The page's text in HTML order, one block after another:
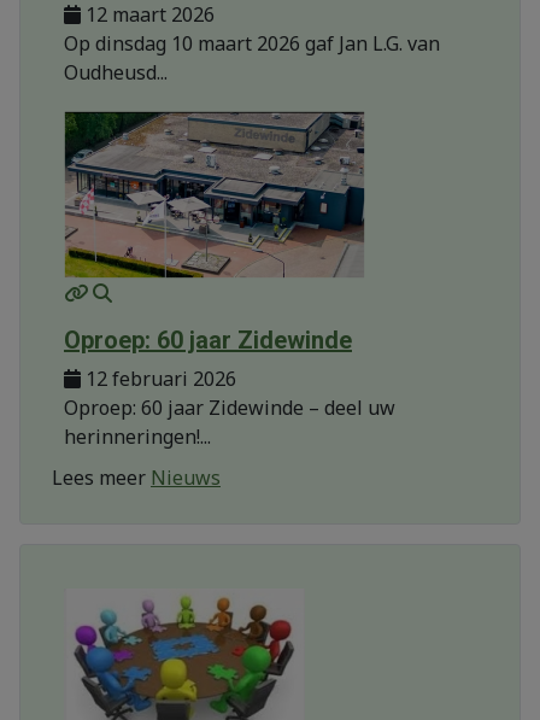
12 maart 2026
Op dinsdag 10 maart 2026 gaf Jan L.G. van
Oudheusd...
MOD_JTCS_VIEW_ARTICLE_LINK
Oproep: 60 jaar Zidewinde
12 februari 2026
Oproep: 60 jaar Zidewinde – deel uw
herinneringen!...
Lees meer Nieuws